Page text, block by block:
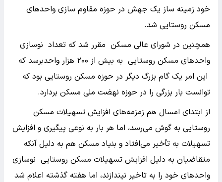
خود زمینه ساز یک جهش در حوزه مقاوم سازی واحد‌های
مسکن روستایی شد.
همچنین در شورای عالی مسکن مقرر شد که تعداد نوسازی
واحد‌های مسکن روستایی به بیش از ۲۰۰ هزار واحدبرسد که‌
این امر یک گام بزرگ دیگر در حوزه مسکن روستایی بود که
توانست بار بزرگی را در حوزه نهضت ملی مسکن بردارد.
از ابتدای امسال هم زمزمه‌های افزایش تسهیلات مسکن
روستایی به گوش می‌رسد، اما هر بار به نوعی پیگیری و افزایش
تسهیلات به تأخیر می‌افتاد و بنیاد مسکن هم به دلیل آنکه
متقاضیان به دلیل افزایش تسهیلات مسکن روستایی نوسازی
واحد‌های خود را به تاخیر نیندازند، اما هفته گذشته اعلام شد